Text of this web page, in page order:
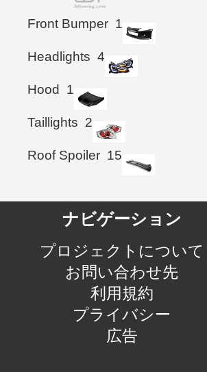
Front Bumper 1
Headlights 4
Hood 1
Taillights 2
Roof Spoiler 15
ナビゲーション
プロジェクトについて
お問い合わせ先
利用規約
プライバシー
広告